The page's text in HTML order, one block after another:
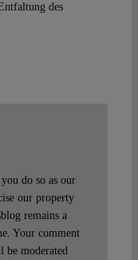
des
do so as our
our property
remains a
Your comment
moderated